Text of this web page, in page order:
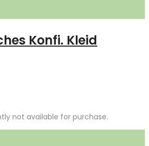
Konfi. Kleid
not available for purchase.